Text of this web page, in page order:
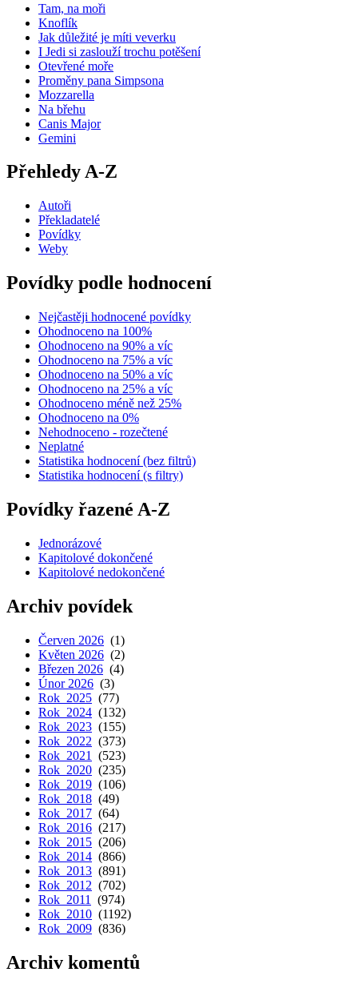
Tam, na moři
Knoflík
Jak důležité je míti veverku
I Jedi si zaslouží trochu potěšení
Otevřené moře
Proměny pana Simpsona
Mozzarella
Na břehu
Canis Major
Gemini
Přehledy A-Z
Autoři
Překladatelé
Povídky
Weby
Povídky podle hodnocení
Nejčastěji hodnocené povídky
Ohodnoceno na 100%
Ohodnoceno na 90% a víc
Ohodnoceno na 75% a víc
Ohodnoceno na 50% a víc
Ohodnoceno na 25% a víc
Ohodnoceno méně než 25%
Ohodnoceno na 0%
Nehodnoceno - rozečtené
Neplatné
Statistika hodnocení (bez filtrů)
Statistika hodnocení (s filtry)
Povídky řazené A-Z
Jednorázové
Kapitolové dokončené
Kapitolové nedokončené
Archiv povídek
Červen 2026 (1)
Květen 2026 (2)
Březen 2026 (4)
Únor 2026 (3)
Rok 2025 (77)
Rok 2024 (132)
Rok 2023 (155)
Rok 2022 (373)
Rok 2021
(523)
Rok 2020 (235)
Rok 2019 (106)
Rok 2018 (49)
Rok 2017 (64)
Rok 2016 (217)
Rok 2015 (206)
Rok 2014 (866)
Rok 2013 (891)
Rok 2012 (702)
Rok 2011
(974)
Rok 2010 (1192)
Rok 2009 (836)
Archiv komentů